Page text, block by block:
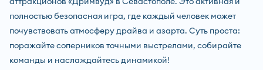
полностью безопасная игра, где каждый человек может
почувствовать атмосферу драйва и азарта. Суть проста:
поражайте соперников точными выстрелами, собирайте
команды и наслаждайтесь динамикой!